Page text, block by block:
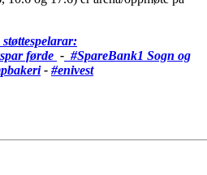
førde - #SpareBank1 Sogn og
- #enivest